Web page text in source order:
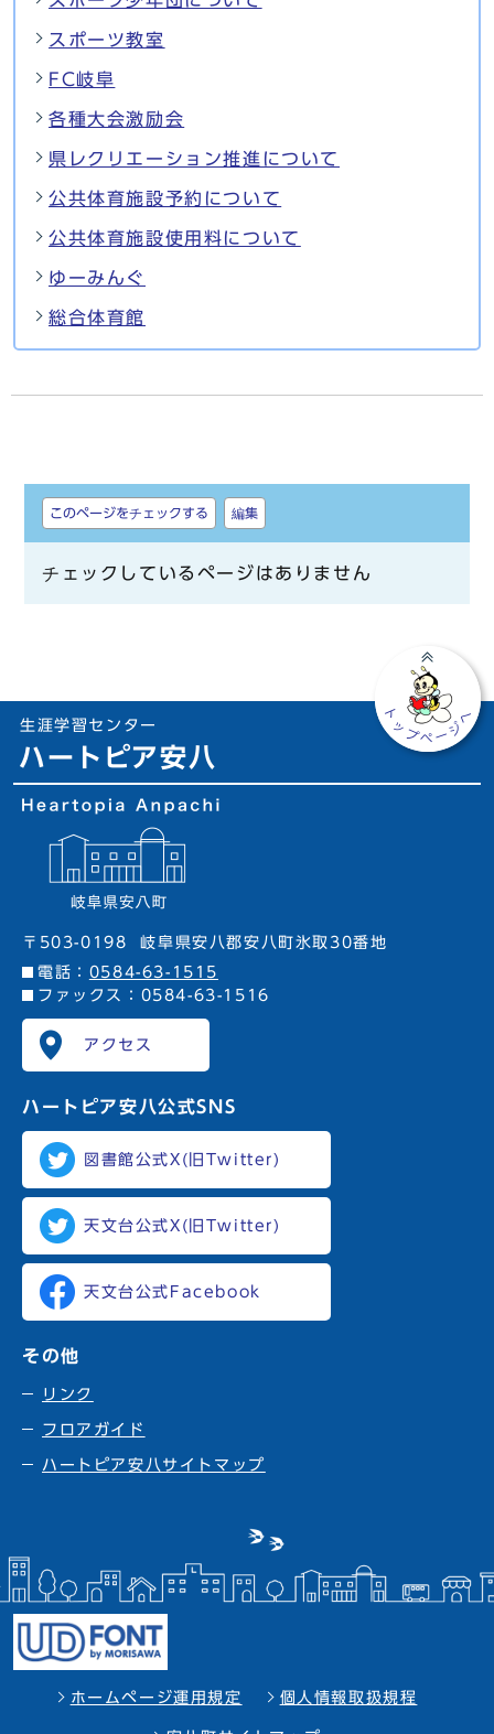
スポーツ教室
FC岐阜
各種大会激励会
県レクリエーション推進について
公共体育施設予約について
公共体育施設使用料について
ゆーみんぐ
総合体育館
しおり
このページをチェックする 編集
チェックしているページはありません
生涯学習センター
ハートピア安八
〒503-0198
岐阜県安八郡安八町氷取30番地
電話： 0584-63-1515
ファックス：0584-63-1516
アクセス
ハートピア安八公式SNS
図書館公式X(旧Twitter)
天文台公式X(旧Twitter)
天文台公式Facebook
その他
リンク
フロアガイド
ハートピア安八サイトマップ
ホームページ運用規定 個人情報取扱規程